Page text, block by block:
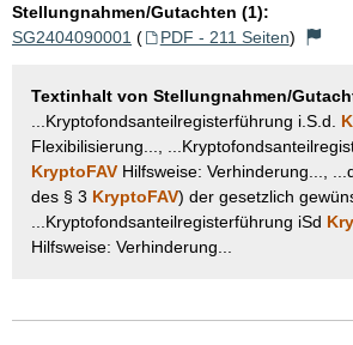
Stellungnahmen/Gutachten (1):
SG2404090001 ( PDF - 211 Seiten)
Textinhalt von Stellungnahmen/
...Kryptofondsanteilregisterführung i.S.d.
Flexibilisierung...,
KryptoFAV Hilfsweise: Verhinderung...,
des § 3 KryptoFAV) der gesetzlich
...Kryptofondsanteilregisterführung iSd
Hilfsweise: Verhinderung...